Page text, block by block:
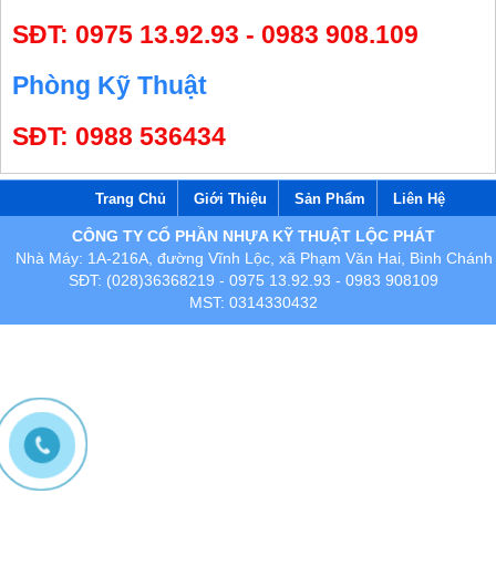
SĐT: 0975 13.92.93 - 0983 908.109
Phòng Kỹ Thuật
SĐT: 0988 536434
Trang Chủ Giới Thiệu Sản Phẩm Liên Hệ
CÔNG TY CỔ PHẦN NHỰA KỸ THUẬT LỘC PHÁT
Nhà Máy: 1A-216A, đường Vĩnh Lộc, xã Phạm Văn Hai, Bình Chánh
SĐT: (028)36368219 - 0975 13.92.93 - 0983 908109
MST: 0314330432